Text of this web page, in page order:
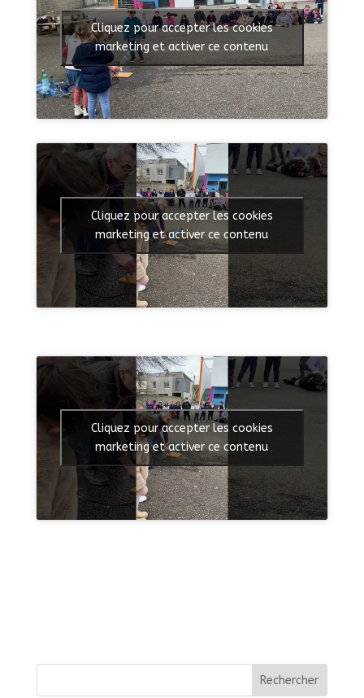
Cliquez pour accepter les cookies
marketing et activer ce contenu
Cliquez pour accepter les cookies
marketing et activer ce contenu
Cliquez pour accepter les cookies
marketing et activer ce contenu